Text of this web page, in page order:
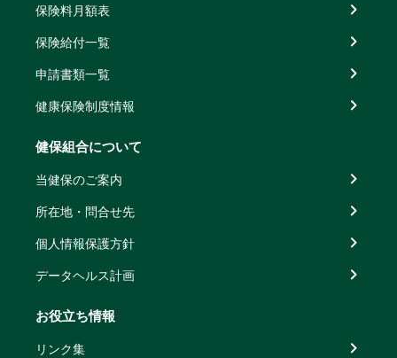
保険料月額表
保険給付一覧
申請書類一覧
健康保険制度情報
健保組合について
当健保のご案内
所在地・問合せ先
個人情報保護方針
データヘルス計画
お役立ち情報
リンク集